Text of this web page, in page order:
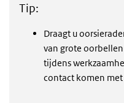
Tip:
Draagt u
van grote
tijdens
contact komen